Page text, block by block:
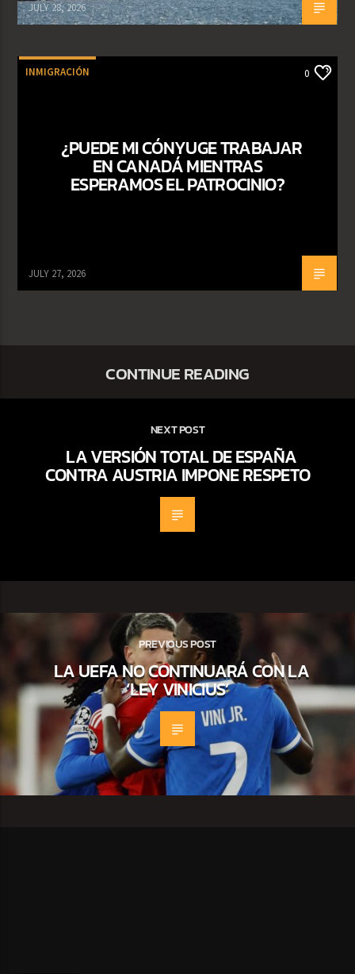
JULY 28, 2026
INMIGRACIÓN 0
¿PUEDE MI CÓNYUGE TRABAJAR
EN CANADÁ MIENTRAS
ESPERAMOS EL PATROCINIO?
JULY 27, 2026
CONTINUE READING
NEXT POST
LA VERSIÓN TOTAL DE ESPAÑA
CONTRA AUSTRIA IMPONE RESPETO
PREVIOUS POST
LA UEFA NO CONTINUARÁ CON LA
‘LEY VINICIUS’